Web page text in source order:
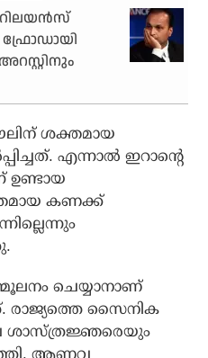
ശക്തമായ
എന്നാല്‍ ഇറാന്റെ
ഉണ്ടായ
കണക്ക്
ചെയ്യാനാണ്
രാജ്യത്തെ സൈനിക
ശാസ്ത്രജ്ഞരെയും
ആണവ